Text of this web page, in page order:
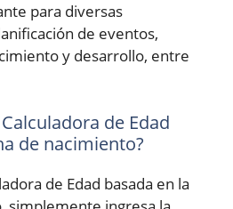
para diversas
de eventos,
y desarrollo, entre
de Edad
de nacimiento?
de Edad basada en la